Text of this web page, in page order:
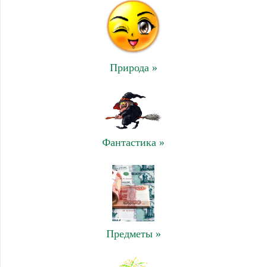
Природа »
Фантастика »
Предметы »